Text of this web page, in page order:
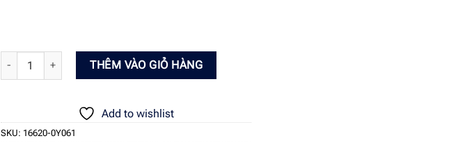
CỤM TĂNG TỔNG DÂY CUROA TOYOTA VIOS 16620-0Y061 số lượng
THÊM VÀO GIỎ HÀNG
Add to wishlist
SKU: 16620-0Y061